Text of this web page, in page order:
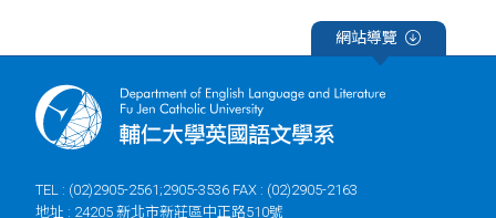
網站導覽
TEL : (02)2905-2561;2905-3536 FAX : (02)2905-2163
地址 : 24205 新北市新莊區中正路510號